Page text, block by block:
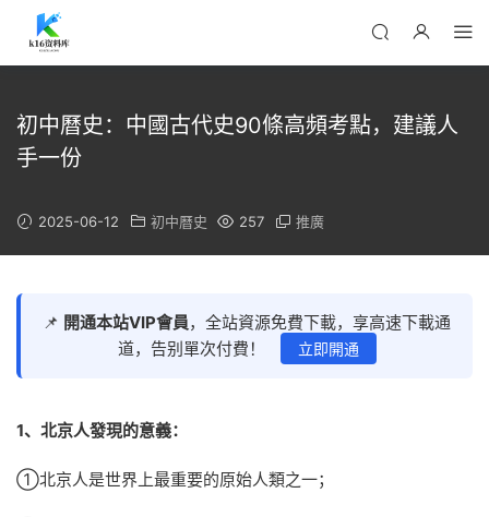
初中曆史：中國古代史90條高頻考點，建議人
手一份
2025-06-12 初中曆史 257 推廣
📌 開通本站VIP會員，全站資源免費下載，享高速下載通
道，告别單次付費！
立即開通
1、北京人發現的意義：
①北京人是世界上最重要的原始人類之一；